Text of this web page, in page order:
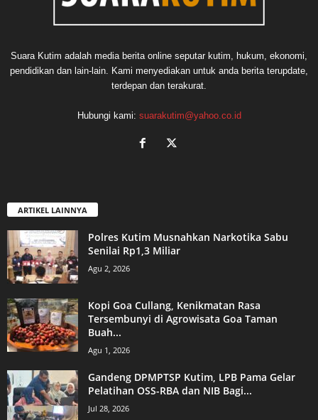
Suara Kutim adalah media berita online seputar kutim, hukum, ekonomi,
pendidikan dan lain-lain. Kami menyediakan untuk anda berita terupdate,
terdepan dan terakurat.
Hubungi kami: suarakutim@yahoo.co.id
ARTIKEL LAINNYA
Polres Kutim Musnahkan Narkotika Sabu
Senilai Rp1,3 Miliar
Agu 2, 2026
Kopi Goa Cullang, Kenikmatan Rasa
Tersembunyi di Agrowisata Goa Taman
Buah...
Agu 1, 2026
Gandeng DPMPTSP Kutim, LPB Pama Gelar
Pelatihan OSS-RBA dan NIB Bagi...
Jul 28, 2026